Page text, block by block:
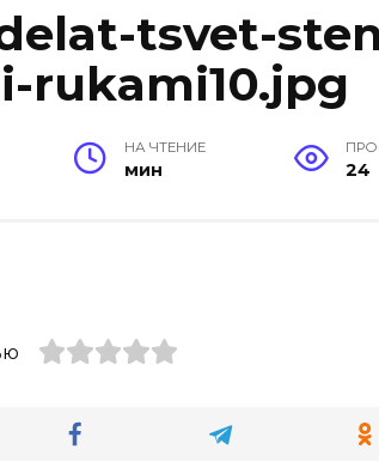
tsvet-
rukami10.jpg
НА ЧТЕНИЕ
мин 24